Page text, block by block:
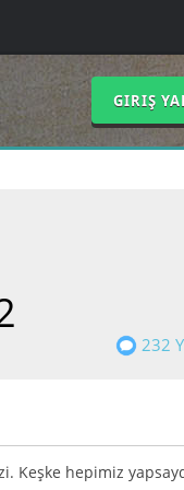
GIRIŞ
232
hepimiz